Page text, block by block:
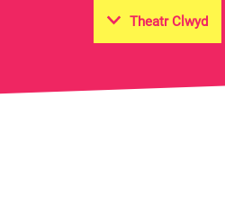
Theatr Clwyd